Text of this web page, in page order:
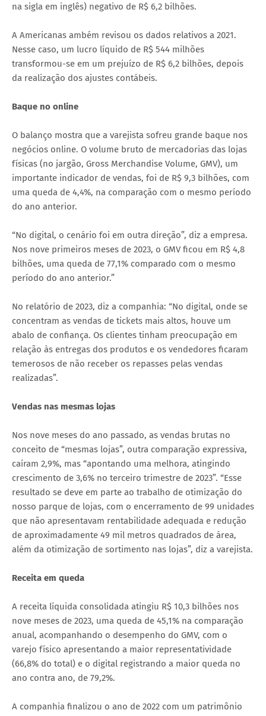
na sigla em inglês) negativo de R$ 6,2 bilhões.
A Americanas ambém revisou os dados relativos a 2021.
Nesse caso, um lucro líquido de R$ 544 milhões
transformou-se em um prejuízo de R$ 6,2 bilhões, depois
da realização dos ajustes contábeis.
Baque no online
O balanço mostra que a varejista sofreu grande baque nos
negócios online. O volume bruto de mercadorias das lojas
físicas (no jargão, Gross Merchandise Volume, GMV), um
importante indicador de vendas, foi de R$ 9,3 bilhões, com
uma queda de 4,4%, na comparação com o mesmo período
do ano anterior.
“No digital, o cenário foi em outra direção”, diz a empresa.
Nos nove primeiros meses de 2023, o GMV ficou em R$ 4,8
bilhões, uma queda de 77,1% comparado com o mesmo
período do ano anterior.”
No relatório de 2023, diz a companhia: “No digital, onde se
concentram as vendas de tickets mais altos, houve um
abalo de confiança. Os clientes tinham preocupação em
relação às entregas dos produtos e os vendedores ficaram
temerosos de não receber os repasses pelas vendas
realizadas”.
Vendas nas mesmas lojas
Nos nove meses do ano passado, as vendas brutas no
conceito de “mesmas lojas”, outra comparação expressiva,
caíram 2,9%, mas “apontando uma melhora, atingindo
crescimento de 3,6% no terceiro trimestre de 2023”. “Esse
resultado se deve em parte ao trabalho de otimização do
nosso parque de lojas, com o encerramento de 99 unidades
que não apresentavam rentabilidade adequada e redução
de aproximadamente 49 mil metros quadrados de área,
além da otimização de sortimento nas lojas”, diz a varejista.
Receita em queda
A receita líquida consolidada atingiu R$ 10,3 bilhões nos
nove meses de 2023, uma queda de 45,1% na comparação
anual, acompanhando o desempenho do GMV, com o
varejo físico apresentando a maior representatividade
(66,8% do total) e o digital registrando a maior queda no
ano contra ano, de 79,2%.
A companhia finalizou o ano de 2022 com um patrimônio